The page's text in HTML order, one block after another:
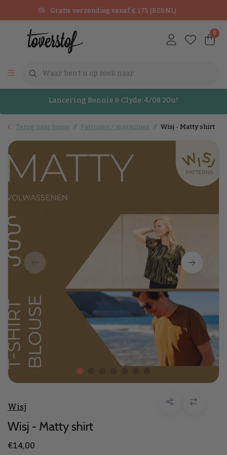
Gratis verzending vanaf € 175 (BE&NL)
0
Lancering Bonnie & Clyde: 4/08 20u!
Terug naar home Patronen / magazines Wisj - Matty shirt
Wisj
Wisj - Matty shirt
€14,00